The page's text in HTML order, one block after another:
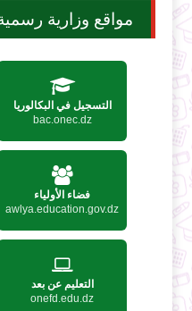
مواقع وزارية
التسجيل في البكالوريا
bac.onec.dz
فضاء الأولياء
awlya.education.gov.dz
التعليم عن بعد
onefd.edu.dz